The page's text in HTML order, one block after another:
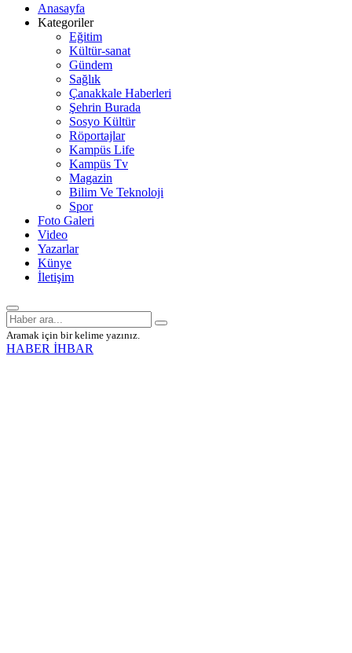
Anasayfa
Kategoriler
Eğitim
Kültür-sanat
Gündem
Sağlık
Çanakkale Haberleri
Şehrin Burada
Sosyo Kültür
Röportajlar
Kampüs Life
Kampüs Tv
Magazin
Bilim Ve Teknoloji
Spor
Foto Galeri
Video
Yazarlar
Künye
İletişim
Aramak için bir kelime yazınız.
HABER İHBAR